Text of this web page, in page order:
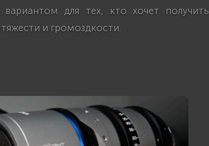
для тех, кто хочет получить
и громоздкости.